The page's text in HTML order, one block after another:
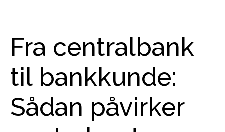
Fra centralbank
til bankkunde:
Sådan påvirker